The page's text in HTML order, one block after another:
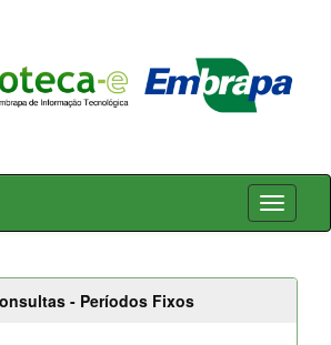
- Períodos Fixos